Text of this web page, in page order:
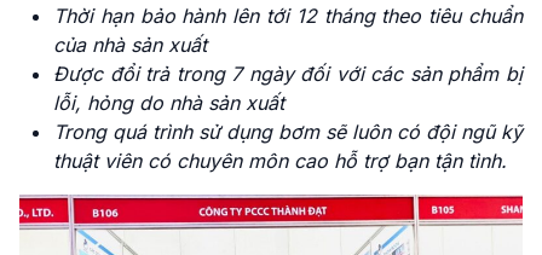
Thời hạn bảo hành lên tới 12 tháng theo tiêu chuẩn
của nhà sản xuất
Được đổi trả trong 7 ngày đối với các sản phẩm bị
lỗi, hỏng do nhà sản xuất
Trong quá trình sử dụng bơm sẽ luôn có đội ngũ kỹ
thuật viên có chuyên môn cao hỗ trợ bạn tận tình.